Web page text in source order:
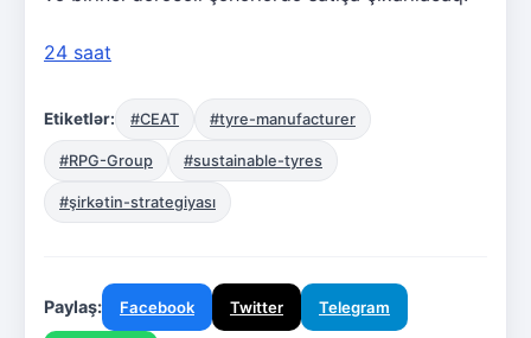
24 saat
Etiketlər: #CEAT #tyre-manufacturer
#RPG-Group #sustainable-tyres
#şirkətin-strategiyası
Paylaş: Facebook Twitter Telegram